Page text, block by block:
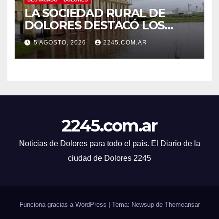
LA SOCIEDAD RURAL DE
DOLORES DESTACÓ LOS
TRABAJOS HIDRÁULICOS
REALIZADOS EN EL CANAL 1
5 AGOSTO, 2026 2245.COM.AR
2245.com.ar
Noticias de Dolores para todo el país. El Diario de la
ciudad de Dolores 2245
Funciona gracias a WordPress Tema: Newsup de Themeansar